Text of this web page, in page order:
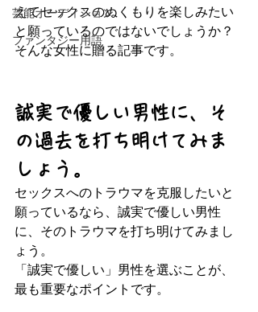
芸能オーディション
ファンタジー用語
えてセックスのぬくもりを楽しみたい
と願っているのではないでしょうか？
そんな女性に贈る記事です。
誠実で優しい男性に、そ
の過去を打ち明けてみま
しょう。
セックスへのトラウマを克服したいと
願っているなら、誠実で優しい男性
に、そのトラウマを打ち明けてみまし
ょう。
「誠実で優しい」男性を選ぶことが、
最も重要なポイントです。